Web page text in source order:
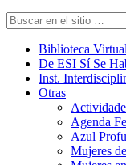
Biblioteca Virtual
De ESI Sí Se
Inst.
Otras
Agenda
Azul
Mujeres